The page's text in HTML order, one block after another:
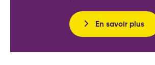
En savoir plus